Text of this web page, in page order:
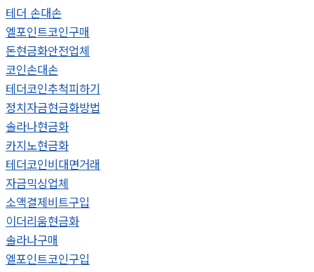
테더 손대손
엘포인트코인구매
돈현금화안전업체
코인손대손
테더코인추척피하기
정치자금현금화방법
솔라나현금화
카지노현금화
테더코인비대면거래
자금믹싱업체
소액결제비트구입
이더리움현금화
솔라나구매
엘포인트코인구입